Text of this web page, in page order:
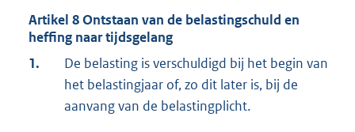
Artikel 8 Ontstaan van de belastingschuld en
heffing naar tijdsgelang
1.
De belasting is verschuldigd bij het begin van
het belastingjaar of, zo dit later is, bij de
aanvang van de belastingplicht.